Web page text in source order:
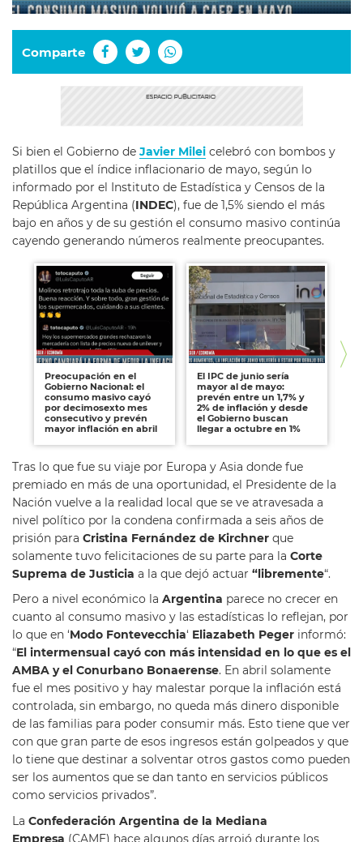
Comparte
Si bien el Gobierno de Javier Milei celebró con bombos y
platillos que el índice inflacionario de mayo, según lo
informado por el Instituto de Estadística y Censos de la
República Argentina (INDEC), fue de 1,5% siendo el más
bajo en años y de su gestión el consumo masivo continúa
cayendo generando números realmente preocupantes.
Preocupación en el
Gobierno Nacional: el
consumo masivo cayó
por decimosexto mes
consecutivo y prevén
mayor inflación en abril
El IPC de junio sería
mayor al de mayo:
prevén entre un 1,7% y
2% de inflación y desde
el Gobierno buscan
llegar a octubre en 1%
Tras lo que fue su viaje por Europa y Asia donde fue
premiado en más de una oportunidad, el Presidente de la
Nación vuelve a la realidad local que se ve atravesada a
nivel político por la condena confirmada a seis años de
prisión para Cristina Fernández de Kirchner que
solamente tuvo felicitaciones de su parte para la Corte
Suprema de Justicia a la que dejó actuar “libremente“.
Pero a nivel económico la Argentina parece no crecer en
cuanto al consumo masivo y las estadísticas lo reflejan, por
lo que en ‘Modo Fontevecchia‘ Eliazabeth Peger informó:
“El intermensual cayó con más intensidad en lo que es el
AMBA y el Conurbano Bonaerense. En abril solamente
fue el mes positivo y hay malestar porque la inflación está
controlada, sin embargo, no queda más dinero disponible
de las familias para poder consumir más. Esto tiene que ver
con que gran parte de esos ingresos están golpeados y que
lo tiene que destinar a solventar otros gastos como pueden
ser los aumentos que se dan tanto en servicios públicos
como servicios privados”.
La Confederación Argentina de la Mediana
Empresa (CAME) hace algunos días arrojó durante los